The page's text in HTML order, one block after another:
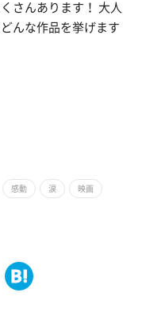
さんあります！ 大人
んな作品を挙げます
感動 涙 映画